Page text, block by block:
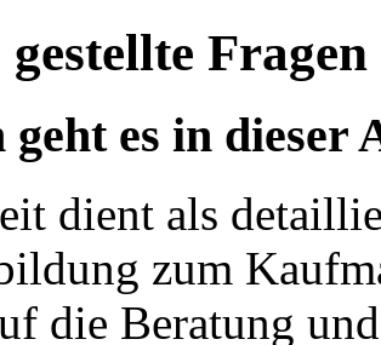
Fragen
es in dieser
dient als
zum
die Beratung